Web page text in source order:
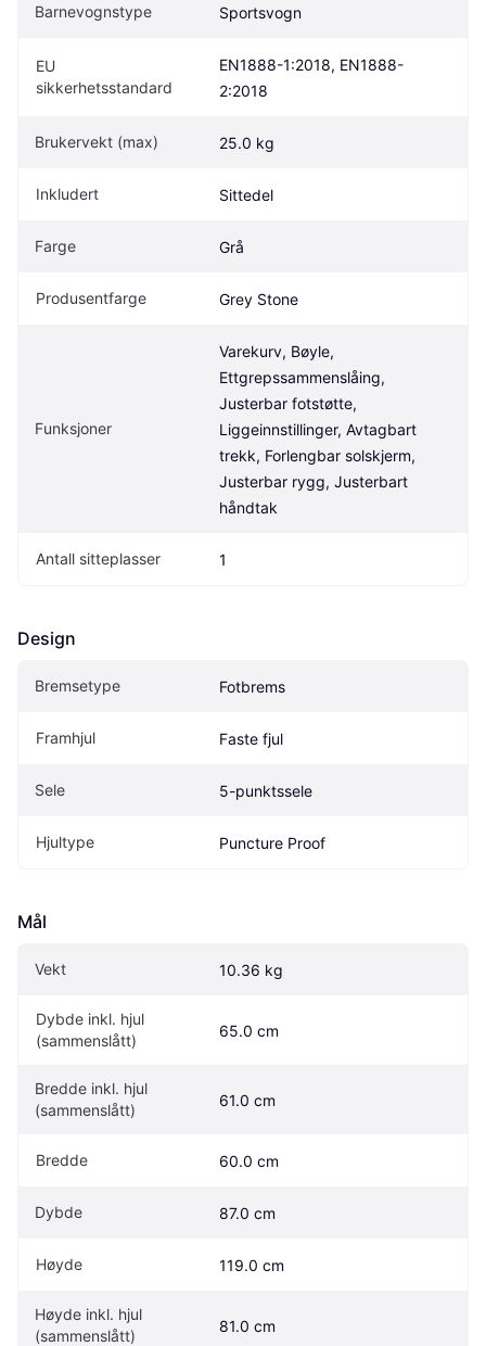
Barnevognstype Sportsvogn
EU
sikkerhetsstandard
EN1888-1:2018, EN1888-
2:2018
Brukervekt (max) 25.0 kg
Inkludert Sittedel
Farge Grå
Produsentfarge Grey Stone
Funksjoner
Varekurv, Bøyle,
Ettgrepssammenslåing,
Justerbar fotstøtte,
Liggeinnstillinger, Avtagbart
trekk, Forlengbar solskjerm,
Justerbar rygg, Justerbart
håndtak
Antall sitteplasser 1
Design
Bremsetype Fotbrems
Framhjul Faste fjul
Sele 5-punktssele
Hjultype Puncture Proof
Mål
Vekt 10.36 kg
Dybde inkl. hjul
(sammenslått)
65.0 cm
Bredde inkl. hjul
(sammenslått)
61.0 cm
Bredde 60.0 cm
Dybde 87.0 cm
Høyde 119.0 cm
Høyde inkl. hjul
(sammenslått)
81.0 cm